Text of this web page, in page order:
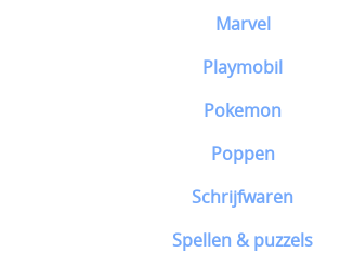
Marvel
Playmobil
Pokemon
Poppen
Schrijfwaren
Spellen & puzzels